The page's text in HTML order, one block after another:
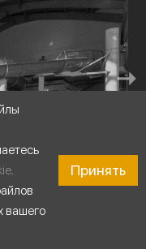
.
вашего
Принять